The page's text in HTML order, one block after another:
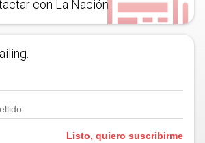
con La Nación
Listo, quiero suscribirme